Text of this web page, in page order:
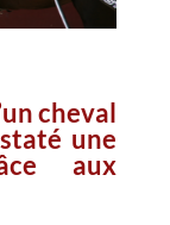
cheval
une
aux